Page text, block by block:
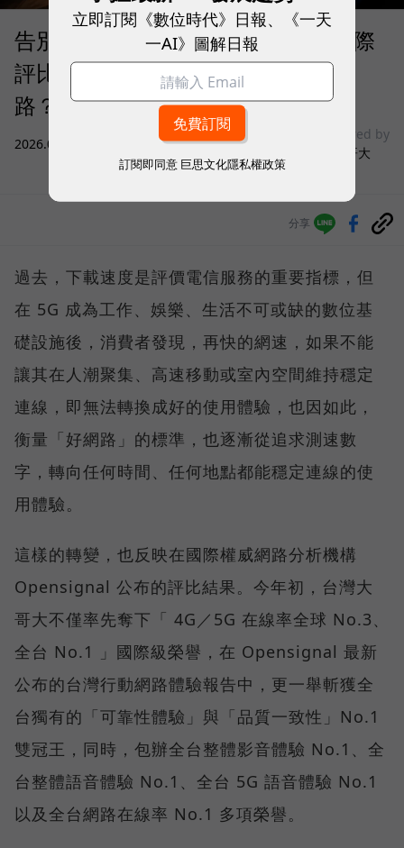
告別「極速迷思」！Opensignal 國際
評比揭密：什麼才是 5G 時代的好網
路？
2026.08.03
sponsored by
台灣大哥大
分享
過去，下載速度是評價電信服務的重要指標，但
在 5G 成為工作、娛樂、生活不可或缺的數位基
礎設施後，消費者發現，再快的網速，如果不能
讓其在人潮聚集、高速移動或室內空間維持穩定
連線，即無法轉換成好的使用體驗，也因如此，
衡量「好網路」的標準，也逐漸從追求測速數
字，轉向任何時間、任何地點都能穩定連線的使
用體驗。
這樣的轉變，也反映在國際權威網路分析機構
Opensignal 公布的評比結果。今年初，台灣大
哥大不僅率先奪下「 4G／5G 在線率全球 No.3、
全台 No.1 」國際級榮譽，在 Opensignal 最新
公布的台灣行動網路體驗報告中，更一舉斬獲全
台獨有的「可靠性體驗」與「品質一致性」No.1
雙冠王，同時，包辦全台整體影音體驗 No.1、全
台整體語音體驗 No.1、全台 5G 語音體驗 No.1
以及全台網路在線率 No.1 多項榮譽。
立即訂閱《數位時代》日報、《一天
一AI》圖解日報
訂閱即同意 巨思文化隱私權政策